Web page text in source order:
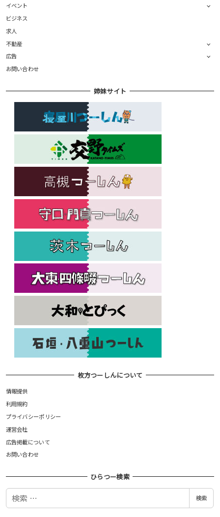
イベント
ビジネス
求人
不動産
広告
お問い合わせ
姉妹サイト
枚方つーしんについて
情報提供
利用規約
プライバシーポリシー
運営会社
広告掲載について
お問い合わせ
ひらつー検索
検
検索